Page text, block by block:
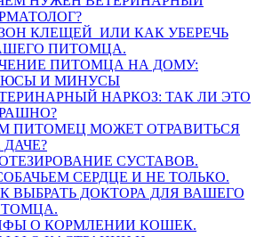
КЛЕЩЕЙ ИЛИ КАК УБЕРЕЧЬ
ПИТОМЦА.
ПИТОМЦА НА ДОМУ:
И МИНУСЫ
НАРКОЗ: ТАК ЛИ ЭТО
ПИТОМЕЦ МОЖЕТ ОТРАВИТЬСЯ
СУСТАВОВ.
СЕРДЦЕ И НЕ ТОЛЬКО.
ВЫБРАТЬ ДОКТОРА ДЛЯ ВАШЕГО
О КОРМЛЕНИИ КОШЕК.